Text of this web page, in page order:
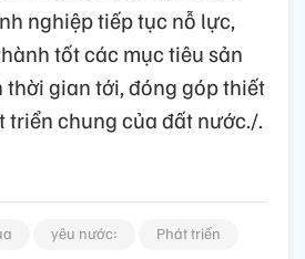
nghiệp tiếp tục nỗ lực,
tốt các mục tiêu sản
thời gian tới, đóng góp thiết
triển chung của đất nước./.
yêu nước:
Phát triển